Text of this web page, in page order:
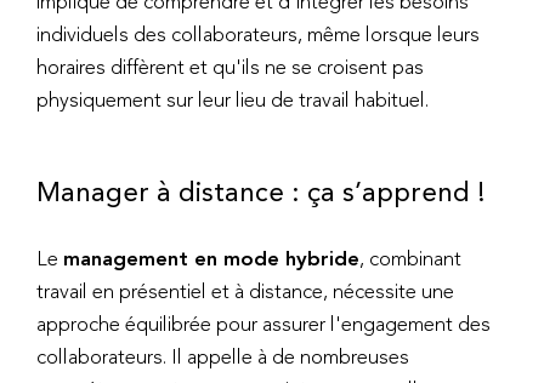
individuels des collaborateurs, même lorsque leurs
horaires diffèrent et qu'ils ne se croisent pas
physiquement sur leur lieu de travail habituel.
Manager à distance : ça s’apprend !
Le management en mode hybride, combinant
travail en présentiel et à distance, nécessite une
approche équilibrée pour assurer l'engagement des
collaborateurs. Il appelle à de nombreuses